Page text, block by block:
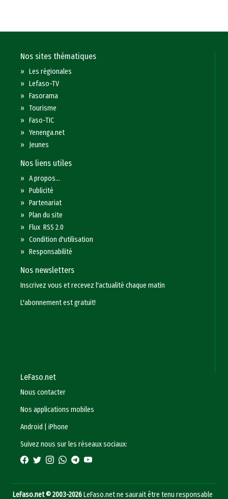
Nos sites thématiques
»Les régionales
»Lefaso-TV
»Fasorama
»Tourisme
»Faso-TIC
»Yenenga.net
» Jeunes
Nos liens utiles
»A propos...
»Publicité
»Partenariat
»Plan du site
»Flux RSS 2.0
»Condition d'utilisation
»Responsabilité
Nos newsletters
Inscrivez vous et recevez l'actualité chaque matin
L'abonnement est gratuit!
LeFaso.net
Nous contacter
Nos applications mobiles
Android
|iPhone
Suivez nous sur les réseaux sociaux:
LeFaso.net © 2003-2026LeFaso.net ne saurait être tenu responsable